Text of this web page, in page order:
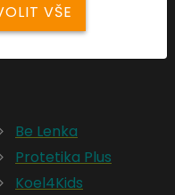
Be Lenka
Protetika Plus
Koel4Kids
VŠE